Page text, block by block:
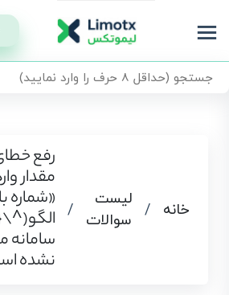
خانه /
لیست
سوالات
/
مقدار
«شماره
سامانه
نشده